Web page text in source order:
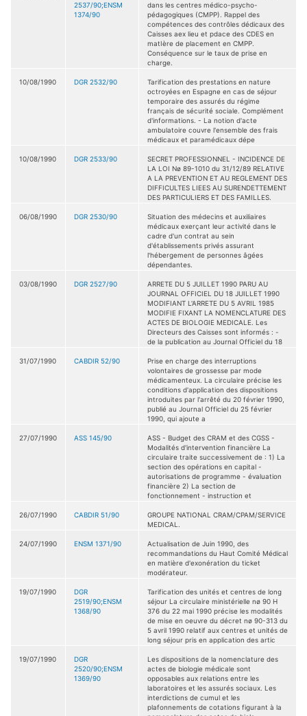
2537/90;ENSM
1374/90
dans les centres médico-psycho-
pédagogiques (CMPP). Rappel des
compétences des contrôles dédicaux des
Caisses aex lieu et pdace des CDES en
matIère de placement en CMPP.
Conséquence sur le taux de prise en
charge.
10/08/1990 DGR 2532/90
Tarification des prestations en nature
octroyées en Espagne en cas de séjour
temporaire des assurés du régime
français de sécurité sociale. Complément
d'informations. - La notion d'acte
ambulatoire couvre l'ensemble des frais
médicaux et paramédicaux dépe
10/08/1990 DGR 2533/90
SECRET PROFESSIONNEL - INCIDENCE DE
LA LOI Nø 89-1010 du 31/12/89 RELATIVE
A LA PREVENTION ET AU REGLEMENT DES
DIFFICULTES LIEES AU SURENDETTEMENT
DES PARTICULIERS ET DES FAMILLES.
06/08/1990 DGR 2530/90
Situation des médecins et auxiliaires
médicaux exerçant leur activité dans le
cadre d'un contrat au sein
d'établissements privés assurant
l'hébergement de personnes âgées
dépendantes.
03/08/1990 DGR 2527/90
ARRETE DU 5 JUILLET 1990 PARU AU
JOURNAL OFFICIEL DU 18 JUILLET 1990
MODIFIANT L'ARRETE DU 5 AVRIL 1985
MODIFIE FIXANT LA NOMENCLATURE DES
ACTES DE BIOLOGIE MEDICALE. Les
Directeurs des Caisses sont informés : -
de la publication au Journal Officiel du 18
31/07/1990 CABDIR 52/90
Prise en charge des interruptions
volontaires de grossesse par mode
médicamenteux. La circulaire précise les
conditions d'application des dispositions
introduites par l'arrêté du 20 février 1990,
publié au Journal Officiel du 25 février
1990, qui ajoute a
27/07/1990 ASS 145/90
ASS - Budget des CRAM et des CGSS -
Modalités d'intervention financière La
circulaire traite successivement de : 1) La
section des opérations en capital -
autorisations de programme - évaluation
financière 2) La section de
fonctionnement - instruction et
26/07/1990 CABDIR 51/90
GROUPE NATIONAL CRAM/CPAM/SERVICE
MEDICAL.
24/07/1990 ENSM 1371/90
Actualisation de Juin 1990, des
recommandations du Haut Comité Médical
en matière d'exonération du ticket
modérateur.
19/07/1990
DGR
2519/90;ENSM
1368/90
Tarification des unités et centres de long
séjour La circulaire ministérielle nø 90 H
376 du 22 mai 1990 précise les modalités
de mise en oeuvre du décret nø 90-313 du
5 avril 1990 relatif aux centres et unités de
long séjour pris en application des artic
19/07/1990
DGR
2520/90;ENSM
1369/90
Les dispositions de la nomenclature des
actes de biologie médicale sont
opposables aux relations entre les
laboratoires et les assurés sociaux. Les
interdictions de cumul et les
plafonnements de cotations figurant à la